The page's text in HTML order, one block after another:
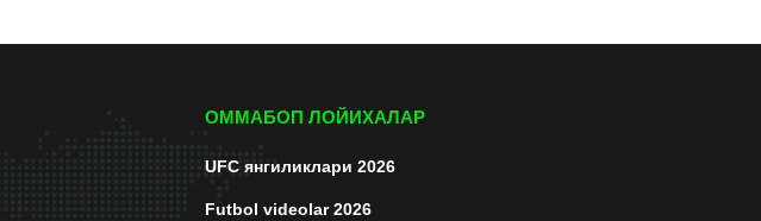
ОММАБОП ЛОЙИХАЛАР
UFC янгиликлари 2026
Futbol videolar 2026